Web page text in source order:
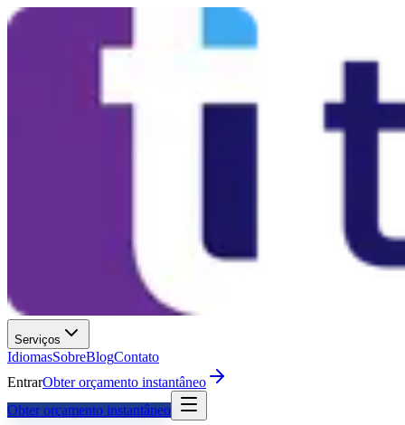
Serviços
IdiomasSobreBlogContato
EntrarObter orçamento instantâneo
Obter orçamento instantâneo